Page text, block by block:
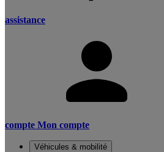
assistance
compte Mon compte
Véhicules & mobilité